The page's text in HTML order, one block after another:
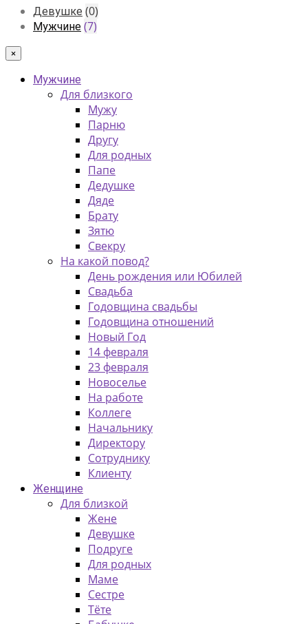
Девушке (0)
Мужчине (7)
×
Мужчине
Для близкого
Мужу
Парню
Другу
Для родных
Папе
Дедушке
Дяде
Брату
Зятю
Свекру
На какой повод?
День рождения или Юбилей
Свадьба
Годовщина свадьбы
Годовщина отношений
Новый Год
14 февраля
23 февраля
Новоселье
На работе
Коллеге
Начальнику
Директору
Сотруднику
Клиенту
Женщине
Для близкой
Жене
Девушке
Подруге
Для родных
Маме
Сестре
Тёте